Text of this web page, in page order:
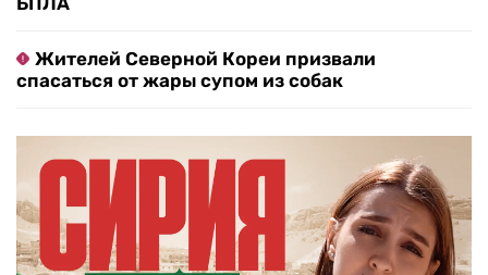
Жителей Северной Кореи призвали
спасаться от жары супом из собак